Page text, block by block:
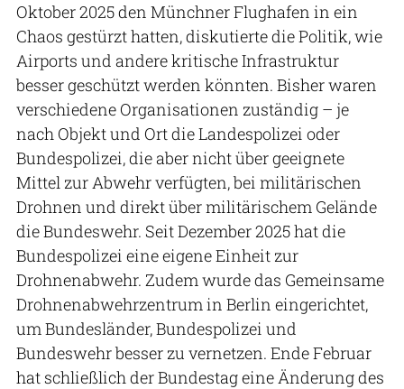
Oktober 2025 den Münchner Flughafen in ein
Chaos gestürzt hatten, diskutierte die Politik, wie
Airports und andere kritische Infrastruktur
besser geschützt werden könnten. Bisher waren
verschiedene Organisationen zuständig – je
nach Objekt und Ort die Landespolizei oder
Bundespolizei, die aber nicht über geeignete
Mittel zur Abwehr verfügten, bei militärischen
Drohnen und direkt über militärischem Gelände
die Bundeswehr. Seit Dezember 2025 hat die
Bundespolizei eine eigene Einheit zur
Drohnenabwehr. Zudem wurde das Gemeinsame
Drohnenabwehrzentrum in Berlin eingerichtet,
um Bundesländer, Bundespolizei und
Bundeswehr besser zu vernetzen. Ende Februar
hat schließlich der Bundestag eine Änderung des